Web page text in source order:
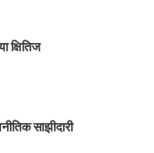
में धकेल देते हैं
दलित
के लिए
दलित
में भी धकेल
क्षितिज
साझीदारी